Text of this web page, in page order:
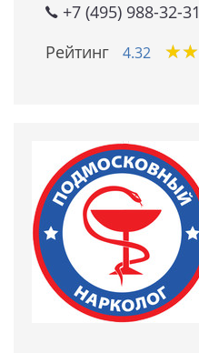
+7 (495) 988-32-31
Рейтинг
4.32 ★★
★★